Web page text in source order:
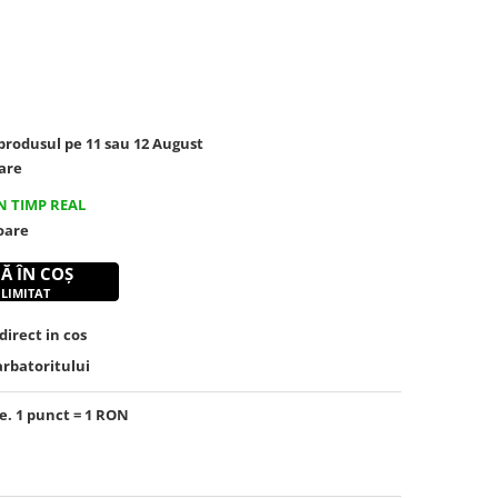
pe 11 sau 12 August
TIMP REAL
ÎN COȘ
in cos
punct = 1 RON